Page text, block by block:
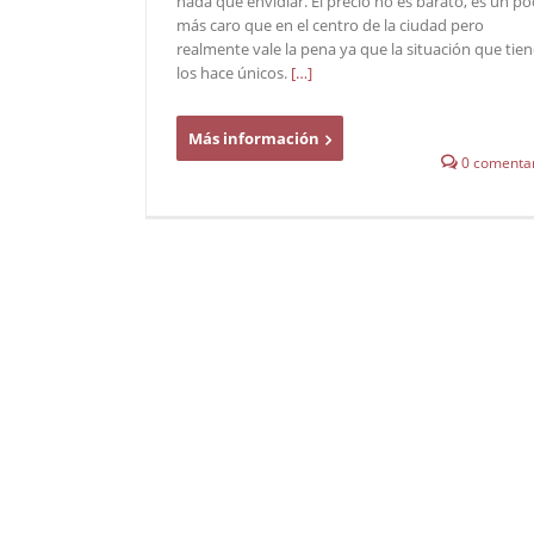
más caro que en el centro de la ciudad pero
realmente vale la pena ya que la situación que
los hace únicos. […]
Más información
0